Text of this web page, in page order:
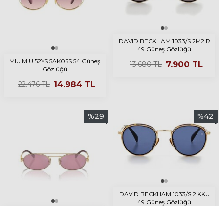
MIU MIU 52YS 5AK06S 54 Güneş
Gözlüğü
22.476TL 14.984 TL
DAVID BECKHAM 1033/S 2M2IR
49 Güneş Gözlüğü
13.680TL 7.900 TL
%29 %42
DAVID BECKHAM 1033/S 2IKKU
49 Güneş Gözlüğü